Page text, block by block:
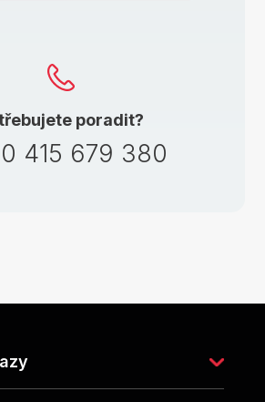
poradit?
415 679 380